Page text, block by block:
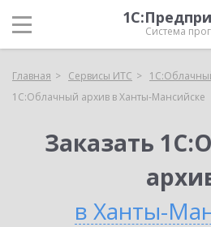
Система
Главная Сервисы ИТС
1С:Облачный архив в Ханты-Мансийске
Заказать
в Ханты-